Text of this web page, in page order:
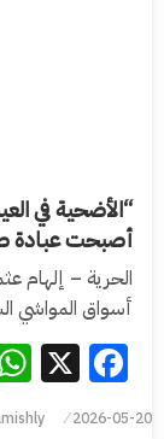
“الأضحية في
أصبحت عبادة
الحرية – إلهام
أسواق المواشي
X
2026-05-20